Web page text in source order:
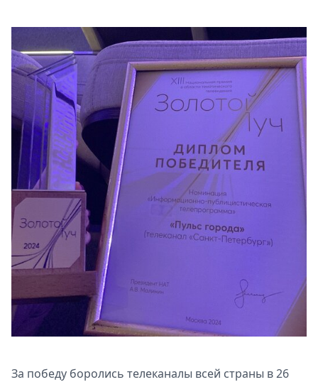
Пресс-
релизы
О
Metro
Стримы
Спецпроекты
Звезды
Выборы
2026
Скачай
Metro
За победу боролись телеканалы всей страны в 26